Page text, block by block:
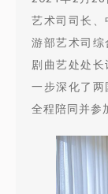
艺术司司长
游部艺术司
剧曲艺处处
一步深化了
全程陪同并参